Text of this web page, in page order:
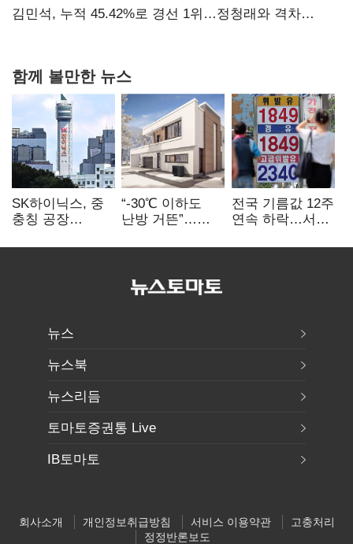
탈환'(종합)
김민석, 누적 45.42%로 경선 1위…정청래와 격차
함께 볼만한 뉴스
SK하이닉스, 중
충칭 공장
검토?…“확정된
“-30℃ 이하도
난방 거뜬”…
국립연구소와
전국 기름값 12주
연속 하락…서울
뉴스
뉴스북
뉴스리듬
토마토증권통 Live
IB토마토
회사소개 개인정보취급방침 서비스 이용약관
고충처리
정정반론보도